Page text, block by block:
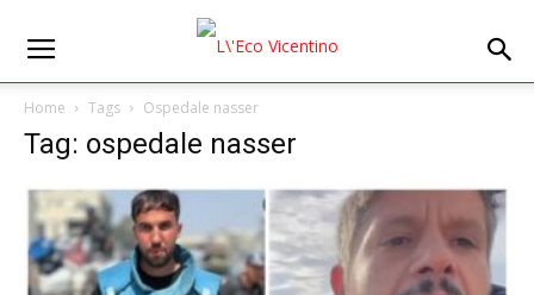
Home Tags Ospedale nasser
Tag: ospedale nasser